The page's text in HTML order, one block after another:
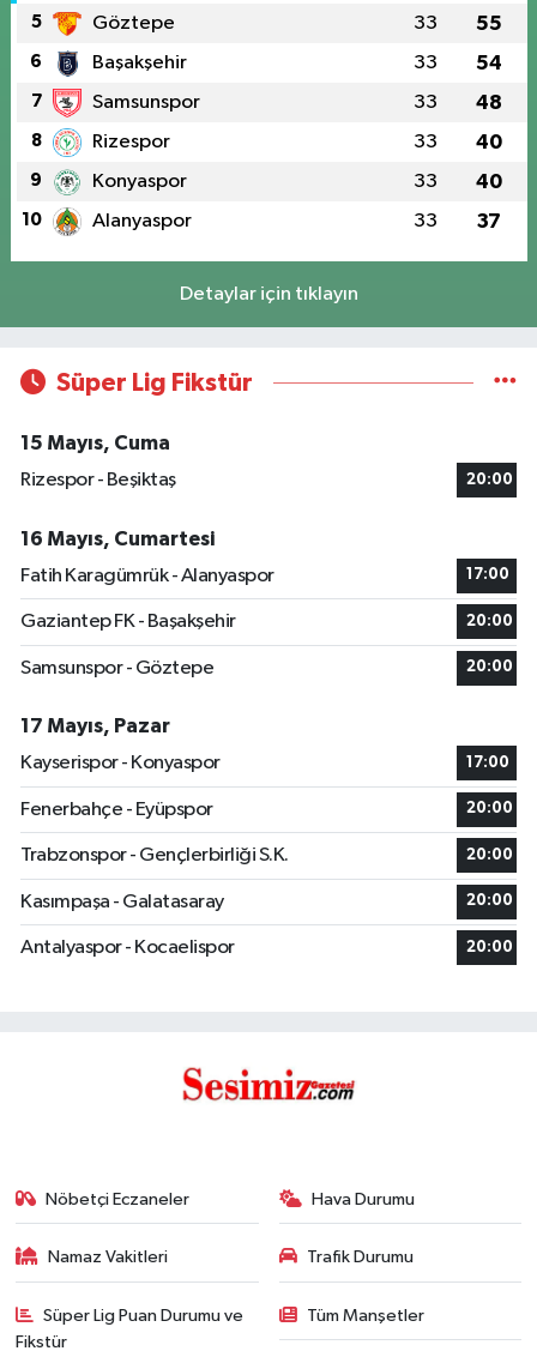
5 Göztepe 33 55
6 Başakşehir 33 54
7 Samsunspor 33 48
8 Rizespor 33 40
9 Konyaspor 33 40
10 Alanyaspor 33 37
Detaylar için tıklayın
Süper Lig Fikstür
15 Mayıs, Cuma
Rizespor - Beşiktaş
20:00
16 Mayıs, Cumartesi
Fatih Karagümrük - Alanyaspor
17:00
Gaziantep FK - Başakşehir 20:00
Samsunspor - Göztepe 20:00
17 Mayıs, Pazar
Kayserispor - Konyaspor
17:00
Fenerbahçe - Eyüpspor 20:00
Trabzonspor - Gençlerbirliği S.K. 20:00
Kasımpaşa - Galatasaray 20:00
Antalyaspor - Kocaelispor 20:00
Nöbetçi Eczaneler Hava Durumu
Namaz Vakitleri Trafik Durumu
Süper Lig Puan Durumu ve
Fikstür
Tüm Manşetler